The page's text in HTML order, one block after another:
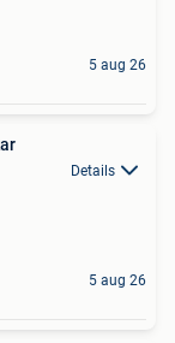
5 aug 26
Details
5 aug 26